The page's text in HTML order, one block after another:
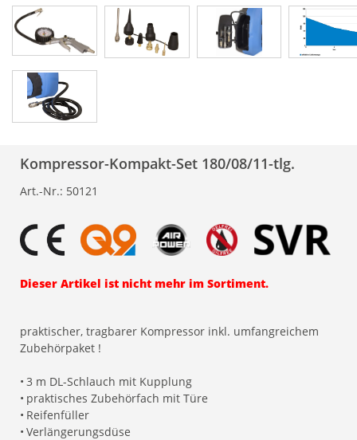
Kompressor-Kompakt-Set 180/08/11-tlg.
Art.-Nr.: 50121
Dieser Artikel ist nicht mehr im Sortiment.
praktischer, tragbarer Kompressor inkl. umfangreichem
Zubehörpaket !
• 3 m DL-Schlauch mit Kupplung
• praktisches Zubehörfach mit Türe
• Reifenfüller
• Verlängerungsdüse